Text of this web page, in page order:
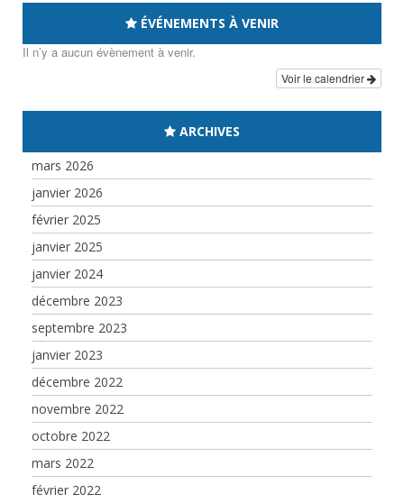
ÉVÉNEMENTS À VENIR
Il n’y a aucun évènement à venir.
Voir le calendrier
ARCHIVES
mars 2026
janvier 2026
février 2025
janvier 2025
janvier 2024
décembre 2023
septembre 2023
janvier 2023
décembre 2022
novembre 2022
octobre 2022
mars 2022
février 2022